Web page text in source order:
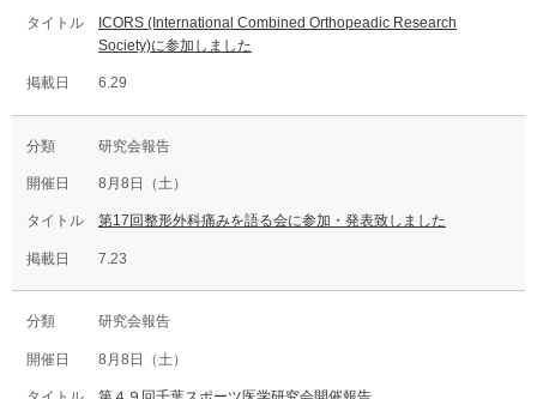
ICORS (International Combined Orthopeadic Research
Society)に参加しました
6.29
研究会報告
8月8日（土）
第17回整形外科痛みを語る会に参加・発表致しました
7.23
研究会報告
8月8日（土）